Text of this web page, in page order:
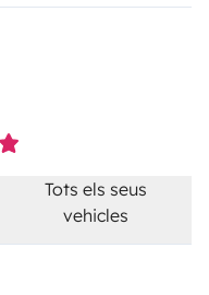
Tots els seus
vehicles